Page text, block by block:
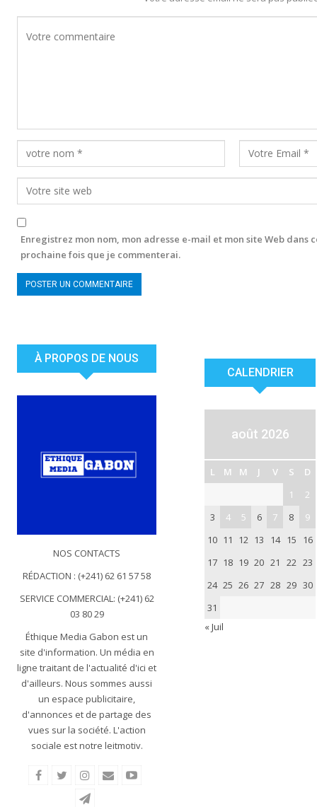
Enregistrez mon nom, mon adresse e-mail et mon site Web dans
prochaine fois que je commenterai.
À PROPOS DE NOUS
NOS CONTACTS
RÉDACTION : (+241) 62 61 57 58
SERVICE COMMERCIAL: (+241) 62
03 80 29
Éthique Media Gabon est un
site d'information. Un média en
ligne traitant de l'actualité d'ici et
d'ailleurs. Nous sommes aussi
un espace publicitaire,
d'annonces et de partage des
vues sur la société. L'action
sociale est notre leitmotiv.
CALENDRIER
août 2026
L M M J V S
D
1
2
3
4 5 6 7 8
9
10 11 12 13 14 15
16
17 18 19 20 21 22 23
24 25 26 27 28 29 30
31
« Juil